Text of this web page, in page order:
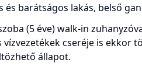
és barátságos lakás, belső
(5 éve) walk-in
cseréje is ekkor
állapot.